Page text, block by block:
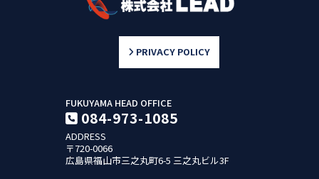
PRIVACY POLICY
FUKUYAMA HEAD OFFICE
084-973-1085
ADDRESS
〒720-0066
広島県福山市三之丸町6-5 三之丸ビル3F